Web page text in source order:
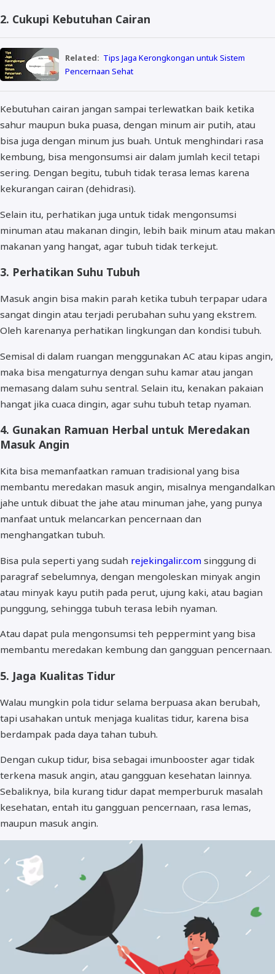
2. Cukupi Kebutuhan Cairan
Related: Tips Jaga Kerongkongan untuk Sistem
Pencernaan Sehat
Kebutuhan cairan jangan sampai terlewatkan baik ketika
sahur maupun buka puasa, dengan minum air putih, atau
bisa juga dengan minum jus buah. Untuk menghindari rasa
kembung, bisa mengonsumsi air dalam jumlah kecil tetapi
sering. Dengan begitu, tubuh tidak terasa lemas karena
kekurangan cairan (dehidrasi).
Selain itu, perhatikan juga untuk tidak mengonsumsi
minuman atau makanan dingin, lebih baik minum atau makan
makanan yang hangat, agar tubuh tidak terkejut.
3. Perhatikan Suhu Tubuh
Masuk angin bisa makin parah ketika tubuh terpapar udara
sangat dingin atau terjadi perubahan suhu yang ekstrem.
Oleh karenanya perhatikan lingkungan dan kondisi tubuh.
Semisal di dalam ruangan menggunakan AC atau kipas angin,
maka bisa mengaturnya dengan suhu kamar atau jangan
memasang dalam suhu sentral. Selain itu, kenakan pakaian
hangat jika cuaca dingin, agar suhu tubuh tetap nyaman.
4. Gunakan Ramuan Herbal untuk Meredakan
Masuk Angin
Kita bisa memanfaatkan ramuan tradisional yang bisa
membantu meredakan masuk angin, misalnya mengandalkan
jahe untuk dibuat the jahe atau minuman jahe, yang punya
manfaat untuk melancarkan pencernaan dan
menghangatkan tubuh.
Bisa pula seperti yang sudah rejekingalir.com singgung di
paragraf sebelumnya, dengan mengoleskan minyak angin
atau minyak kayu putih pada perut, ujung kaki, atau bagian
punggung, sehingga tubuh terasa lebih nyaman.
Atau dapat pula mengonsumsi teh peppermint yang bisa
membantu meredakan kembung dan gangguan pencernaan.
5. Jaga Kualitas Tidur
Walau mungkin pola tidur selama berpuasa akan berubah,
tapi usahakan untuk menjaga kualitas tidur, karena bisa
berdampak pada daya tahan tubuh.
Dengan cukup tidur, bisa sebagai imunbooster agar tidak
terkena masuk angin, atau gangguan kesehatan lainnya.
Sebaliknya, bila kurang tidur dapat memperburuk masalah
kesehatan, entah itu gangguan pencernaan, rasa lemas,
maupun masuk angin.